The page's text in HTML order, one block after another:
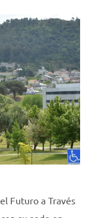
Futuro a Través